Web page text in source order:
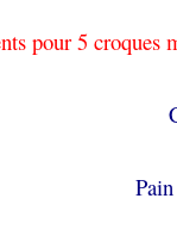
pour 5